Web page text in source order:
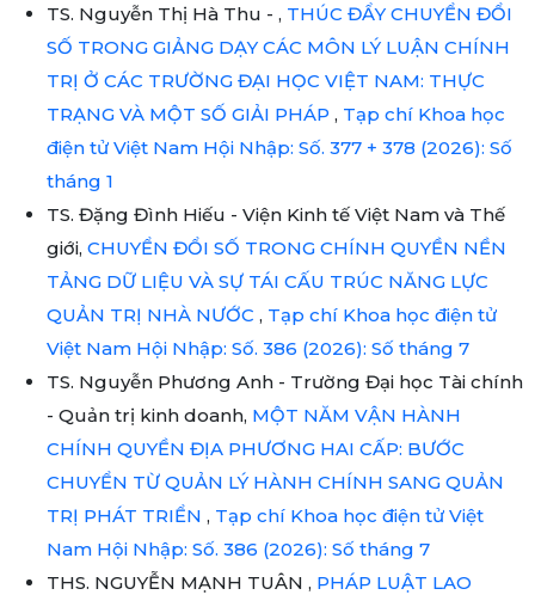
TS. Nguyễn Thị Hà Thu - , THÚC ĐẨY CHUYỂN ĐỔI
SỐ TRONG GIẢNG DẠY CÁC MÔN LÝ LUẬN CHÍNH
TRỊ Ở CÁC TRƯỜNG ĐẠI HỌC VIỆT NAM: THỰC
TRẠNG VÀ MỘT SỐ GIẢI PHÁP , Tạp chí Khoa học
điện tử Việt Nam Hội Nhập: Số. 377 + 378 (2026): Số
tháng 1
TS. Đặng Đình Hiếu - Viện Kinh tế Việt Nam và Thế
giới, CHUYỂN ĐỔI SỐ TRONG CHÍNH QUYỀN NỀN
TẢNG DỮ LIỆU VÀ SỰ TÁI CẤU TRÚC NĂNG LỰC
QUẢN TRỊ NHÀ NƯỚC , Tạp chí Khoa học điện tử
Việt Nam Hội Nhập: Số. 386 (2026): Số tháng 7
TS. Nguyễn Phương Anh - Trường Đại học Tài chính
- Quản trị kinh doanh, MỘT NĂM VẬN HÀNH
CHÍNH QUYỀN ĐỊA PHƯƠNG HAI CẤP: BƯỚC
CHUYỂN TỪ QUẢN LÝ HÀNH CHÍNH SANG QUẢN
TRỊ PHÁT TRIỂN , Tạp chí Khoa học điện tử Việt
Nam Hội Nhập: Số. 386 (2026): Số tháng 7
THS. NGUYỄN MẠNH TUÂN , PHÁP LUẬT LAO